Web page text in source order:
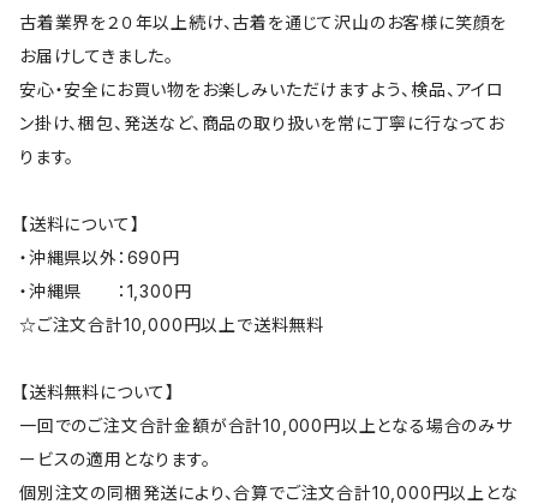
古着業界を２０年以上続け、古着を通じて沢山のお客様に笑顔を
お届けしてきました。
安心・安全にお買い物をお楽しみいただけますよう、検品、アイロ
ン掛け、梱包、発送など、商品の取り扱いを常に丁寧に行なってお
ります。
【送料について】
・沖縄県以外：690円
・沖縄県 ：1,300円
☆ご注文合計10,000円以上で送料無料
【送料無料について】
一回でのご注文合計金額が合計10,000円以上となる場合のみサ
ービスの適用となります。
個別注文の同梱発送により、合算でご注文合計10,000円以上とな